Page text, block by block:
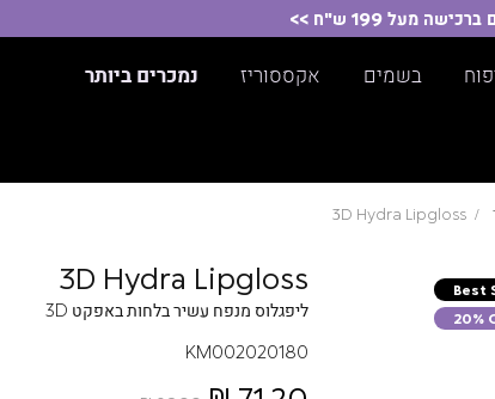
מעל 199 ש"ח >>
בשמים אקססוריז נמכרים ביותר
3D Hydra Lipgloss
Best
20%
3D Hydra Lipgloss
ליפגלוס מנפח עשיר בלחות באפקט 3D
KM002020180